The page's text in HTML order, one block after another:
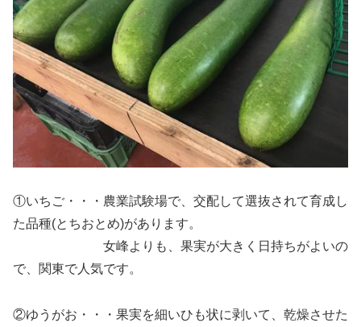
①いちご・・・農業試験場で、交配して選抜されて育成し
た品種(とちおとめ)があります。
女峰よりも、果実が大きく日持ちがよいの
で、関東で人気です。
②ゆうがお・・・果実を細いひも状に剥いて、乾燥させた